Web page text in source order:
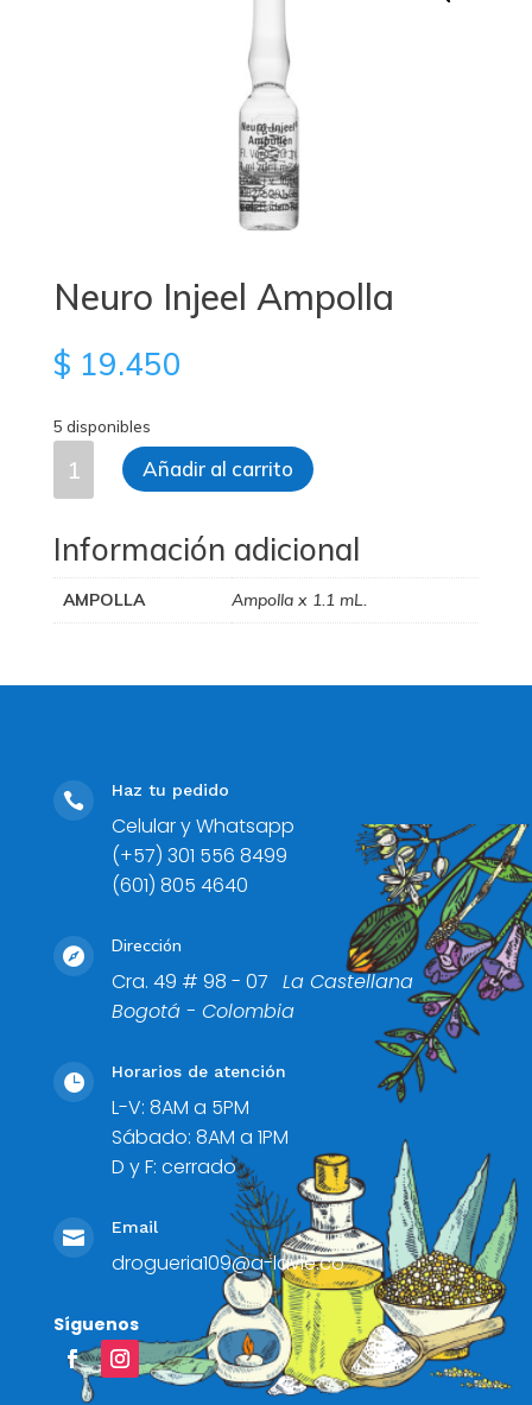
Neuro Injeel Ampolla
$ 19.450
5 disponibles
Injeel
cantidad
Añadir al carrito
Información adicional
AMPOLLA Ampolla x 1.1 mL.
 Haz tu pedido
Celular y Whatsapp
(+57) 301 556 8499
(601) 805 4640
 Dirección
Cra. 49 # 98 - 07 La Castellana
Bogotá - Colombia
 Horarios de atención
L-V: 8AM a 5PM
Sábado: 8AM a 1PM
D y F: cerrado
 Email
drogueria109@a-lavie.co
Síguenos